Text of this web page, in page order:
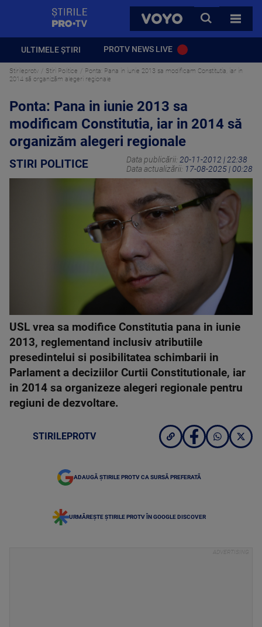
VOYO
CAUTA
TOATE
ULTIMELE ȘTIRI PROTV NEWS LIVE
Stirileprotv Stiri Politice
Ponta: Pana in iunie 2013 sa modificam Constitutia, iar in
2014 să organizăm alegeri regionale
Ponta: Pana in iunie 2013 sa
modificam Constitutia, iar in 2014 să
organizăm alegeri regionale
STIRI POLITICE Data publicării: 20-11-2012 | 22:38
Data actualizării: 17-08-2025 | 00:28
USL vrea sa modifice Constitutia pana in iunie
2013, reglementand inclusiv atributiile
presedintelui si posibilitatea schimbarii in
Parlament a deciziilor Curtii Constitutionale, iar
in 2014 sa organizeze alegeri regionale pentru
regiuni de dezvoltare.
STIRILEPROTV
ADAUGĂ ȘTIRILE PROTV CA SURSĂ PREFERATĂ
URMĂREȘTE ȘTIRILE PROTV ÎN GOOGLE DISCOVER